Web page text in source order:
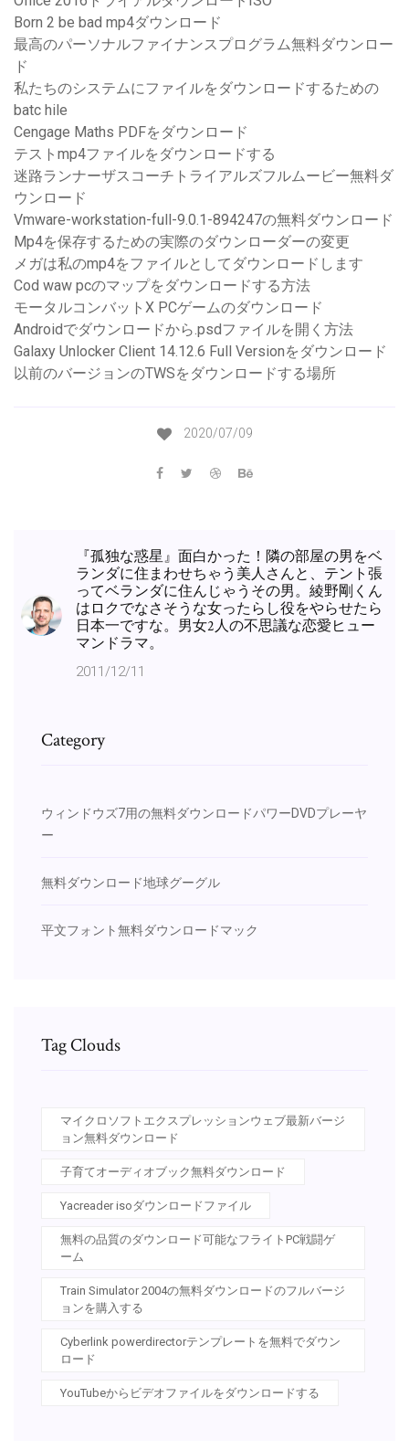
Born 2 be bad mp4ダウンロード
最高のパーソナルファイナンスプログラム無料ダウンロー
ド
私たちのシステムにファイルをダウンロードするための
batc hile
Cengage Maths PDFをダウンロード
テストmp4ファイルをダウンロードする
迷路ランナーザスコーチトライアルズフルムービー無料ダ
ウンロード
Vmware-workstation-full-9.0.1-894247の無料ダウンロード
Mp4を保存するための実際のダウンローダーの変更
メガは私のmp4をファイルとしてダウンロードします
Cod waw pcのマップをダウンロードする方法
モータルコンバットX PCゲームのダウンロード
Androidでダウンロードから.psdファイルを開く方法
Galaxy Unlocker Client 14.12.6 Full Versionをダウンロード
以前のバージョンのTWSをダウンロードする場所
2020/07/09
『孤独な惑星』面白かった！隣の部屋の男をベ
ランダに住まわせちゃう美人さんと、テント張
ってベランダに住んじゃうその男。綾野剛くん
はロクでなさそうな女ったらし役をやらせたら
日本一ですな。男女2人の不思議な恋愛ヒュー
マンドラマ。
2011/12/11
Category
ウィンドウズ7用の無料ダウンロードパワーDVDプレーヤ
ー
無料ダウンロード地球グーグル
平文フォント無料ダウンロードマック
Tag Clouds
マイクロソフトエクスプレッションウェブ最新バージ
ョン無料ダウンロード
子育てオーディオブック無料ダウンロード
Yacreader isoダウンロードファイル
無料の品質のダウンロード可能なフライトPC戦闘ゲ
ーム
Train Simulator 2004の無料ダウンロードのフルバージ
ョンを購入する
Cyberlink powerdirectorテンプレートを無料でダウン
ロード
YouTubeからビデオファイルをダウンロードする